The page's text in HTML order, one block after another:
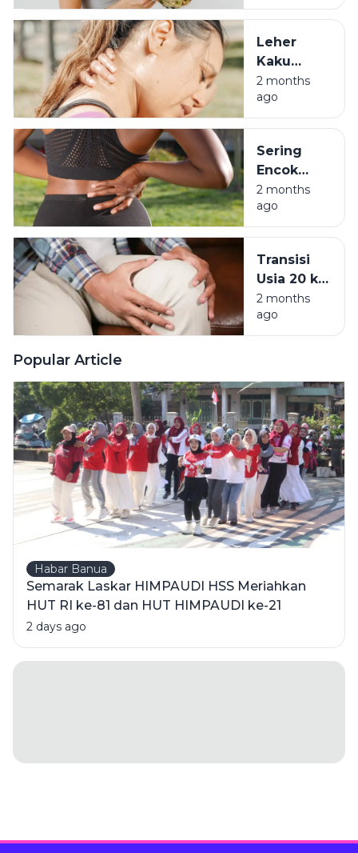
Meski
Jadi Anak
Begadang
Leher
Kaku
Bukan
Cuma
Salah
Waspada
Kolesterol
Usia Muda
2 months
ago
Sering
Encok
Saat
Kerja?
Hati-hati
Kronis
Incar
Milenial
2 months
ago
Transisi
Usia 20 ke
30:
Mengapa
Tubuh Tak
Dulu?
2 months
ago
Popular Article
Habar Banua
Semarak Laskar HIMPAUDI HSS Meriahkan
HUT RI ke-81 dan HUT HIMPAUDI ke-21
2 days ago